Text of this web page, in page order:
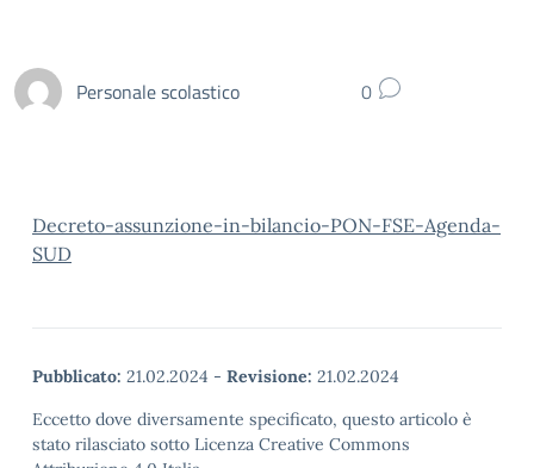
Personale scolastico 0
Decreto-assunzione-in-bilancio-PON-FSE-Agenda-
SUD
Pubblicato: 21.02.2024 - Revisione: 21.02.2024
Eccetto dove diversamente specificato, questo articolo è
stato rilasciato sotto Licenza Creative Commons